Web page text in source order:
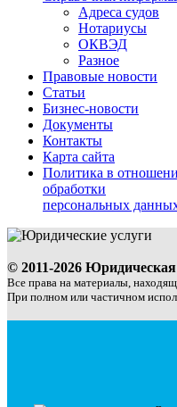
Адреса судов
Нотариусы
ОКВЭД
Разное
Правовые новости
Статьи
Бизнес-новости
Документы
Контакты
Карта сайта
Политика в
обработки
персональных
© 2011-2026
Все права на материалы,
При полном или частичном